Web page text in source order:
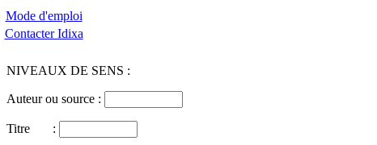
Mode d'emploi
Contacter Idixa
NIVEAUX DE SENS :
Auteur ou source :
Titre :